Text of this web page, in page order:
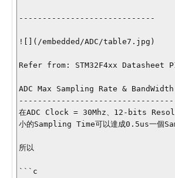
-----------------------------
![](/embedded/ADC/table7.jpg)
Refer from: STM32F4xx Datasheet
ADC Max Sampling Rate & BandWidth
在ADC Clock = 30Mhz、12-bits
小的Sampling Time可以達成0.5us一個
所以
```c